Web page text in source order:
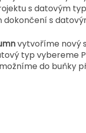
s datovým
dokončení s
vytvoříme nový
typ vybereme
do buňky